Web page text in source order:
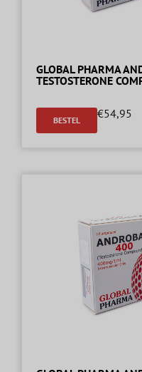
GLOBAL PHARMA
TESTOSTERONE
BESTEL €54,95